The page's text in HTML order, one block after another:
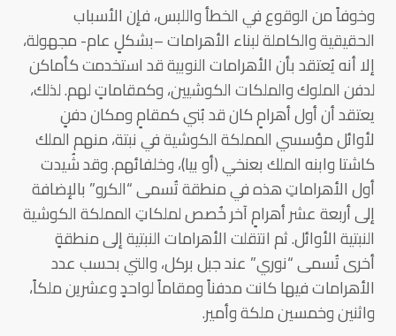
وخوفاً من الوقوع في الخطأ واللبس، فإن الأسباب
الحقيقية والكاملة لبناء الأهرامات –بشكلٍ عام- مجهولة،
إلا أنه يُعتقد بأن الأهرامات النوبية قد استخدمت كأماكن
لدفن الملوك والملكات الكوشيين، وكمقاماتٍ لهم. لذلك،
يعتقد أن أول أهرامٍ كان قد بُني كمقامٍ ومكان دفنٍ
لأوائل مؤسسي المملكة الكوشية في نبتة، منهم الملك
كاشتا وابنه الملك بعنخي (أو بيا)، وخلفائهم. وقد شُيدت
أول الأهراماتِ هذه في منطقة تُسمى “الكرو” بالإضافة
إلى أربعة عشر أهرامٍ آخر خُصص لملكاتِ المملكة الكوشية
النبتية الأوائل. ثم انتقلت الأهرامات النبتية إلى منطقةٍ
أخرى تُسمى “نوري” عند جبل بركل، والتي بحسب عدد
الأهرامات فيها كانت مدفناً ومقاماً لواحدٍ وعشرين ملكاً،
واثنين وخمسين ملكة وأمير.